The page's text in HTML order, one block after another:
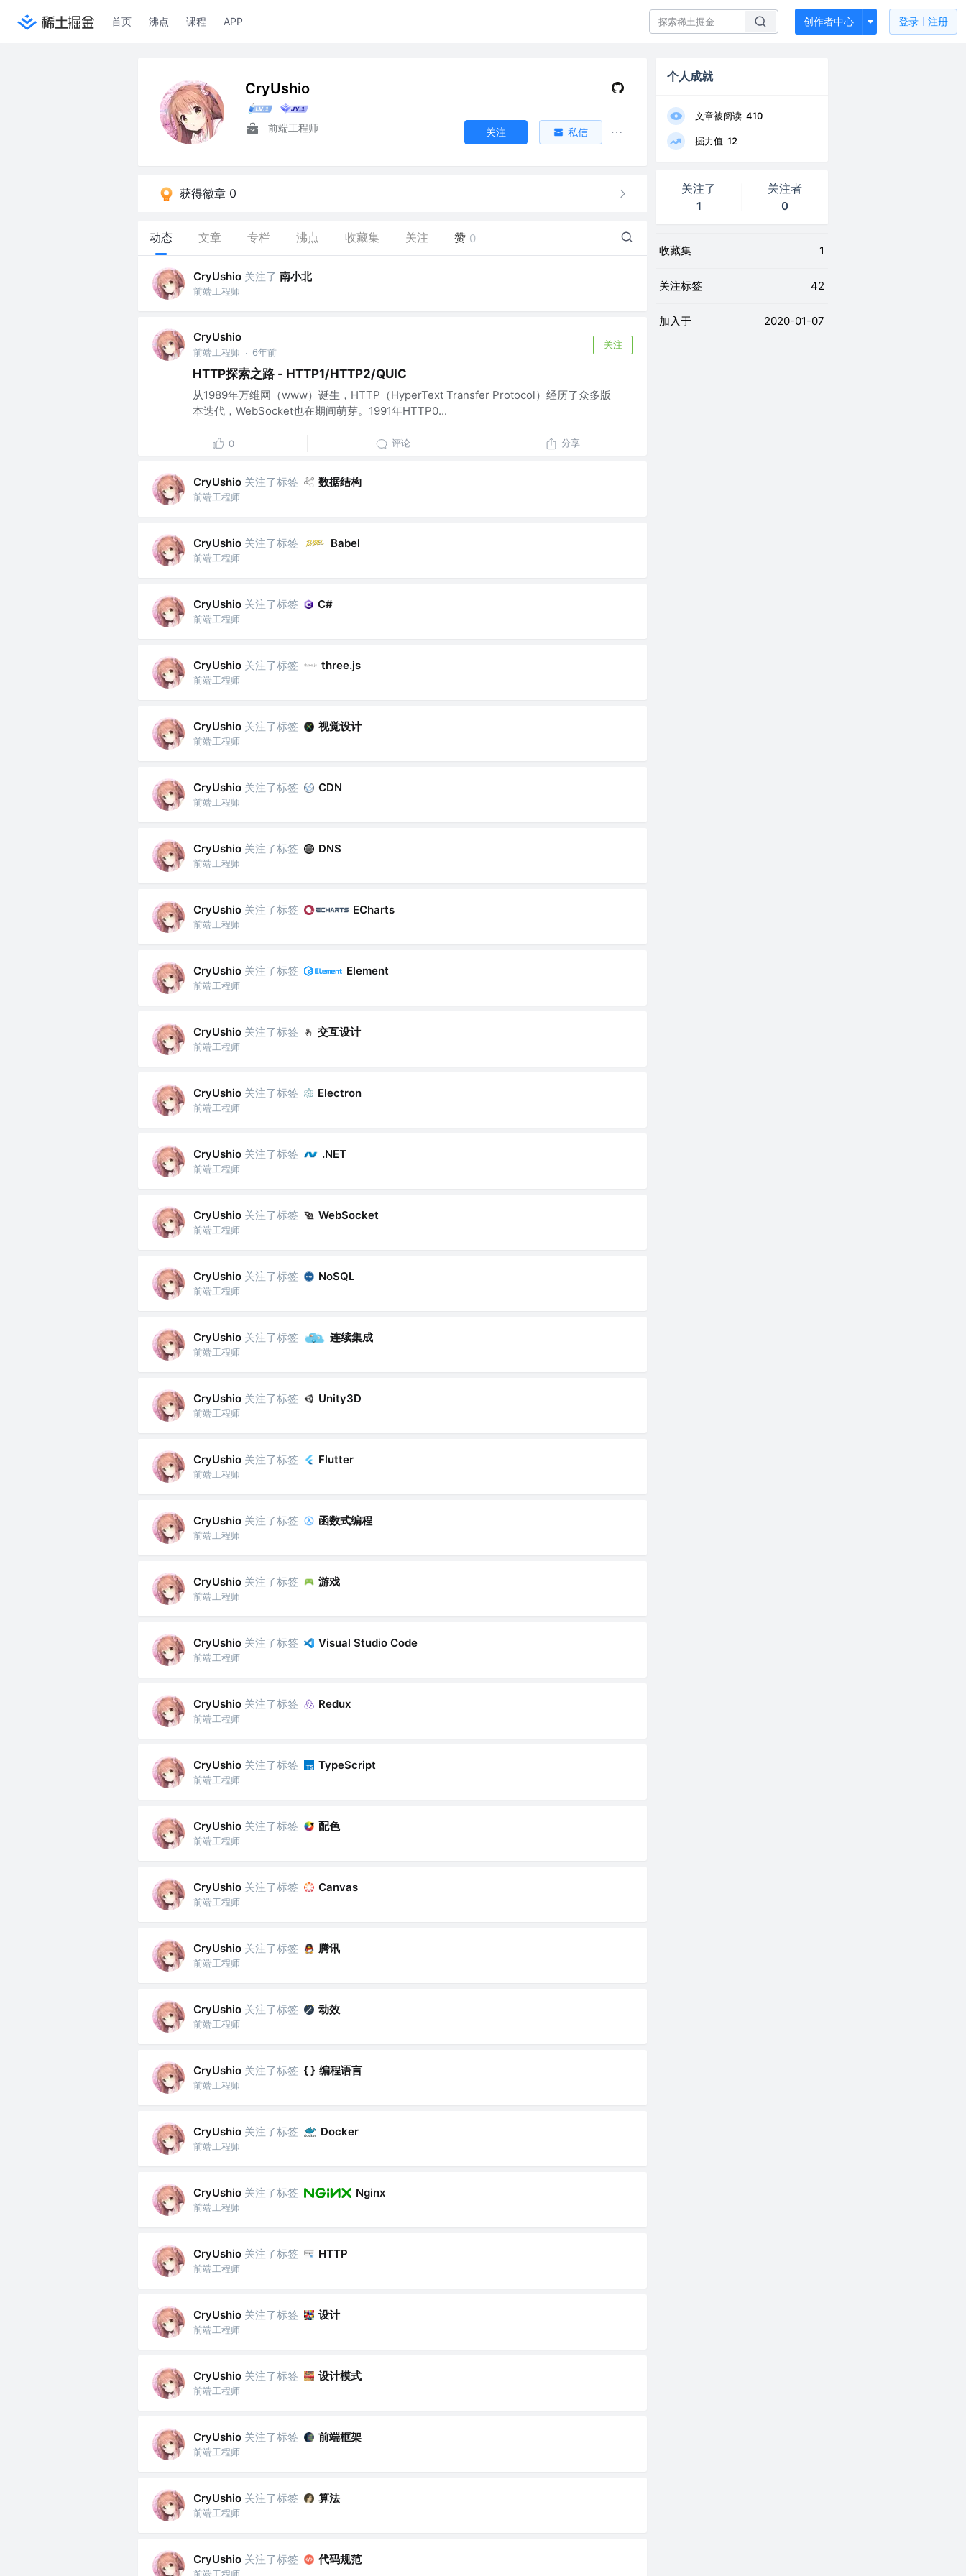
首页 沸点 课程 APP 创作者中心 登录 注册
CryUshio
前端工程师 关注 私信
获得徽章 0
动态 文章 专栏 沸点 收藏集 关注 赞 0
CryUshio 关注了 南小北
前端工程师
CryUshio
前端工程师 · 6年前
关注
HTTP探索之路 - HTTP1/HTTP2/QUIC
从1989年万维网（www）诞生，HTTP（HyperText Transfer Protocol）经历了众多版
本迭代，WebSocket也在期间萌芽。1991年HTTP0...
0 评论 分享
CryUshio 关注了标签 数据结构
前端工程师
CryUshio 关注了标签 Babel
前端工程师
CryUshio 关注了标签 C#
前端工程师
CryUshio 关注了标签 three.js
前端工程师
CryUshio 关注了标签 视觉设计
前端工程师
CryUshio 关注了标签 CDN
前端工程师
CryUshio 关注了标签 DNS
前端工程师
CryUshio 关注了标签 ECharts
前端工程师
CryUshio 关注了标签 Element
前端工程师
CryUshio 关注了标签 交互设计
前端工程师
CryUshio 关注了标签 Electron
前端工程师
CryUshio 关注了标签 .NET
前端工程师
CryUshio 关注了标签 WebSocket
前端工程师
CryUshio 关注了标签 NoSQL
前端工程师
CryUshio 关注了标签 连续集成
前端工程师
CryUshio 关注了标签 Unity3D
前端工程师
CryUshio 关注了标签 Flutter
前端工程师
CryUshio 关注了标签 函数式编程
前端工程师
CryUshio 关注了标签 游戏
前端工程师
CryUshio 关注了标签 Visual Studio Code
前端工程师
CryUshio 关注了标签 Redux
前端工程师
CryUshio 关注了标签 TypeScript
前端工程师
CryUshio 关注了标签 配色
前端工程师
CryUshio 关注了标签 Canvas
前端工程师
CryUshio 关注了标签 腾讯
前端工程师
CryUshio 关注了标签 动效
前端工程师
CryUshio 关注了标签 编程语言
前端工程师
CryUshio 关注了标签 Docker
前端工程师
CryUshio 关注了标签 Nginx
前端工程师
CryUshio 关注了标签 HTTP
前端工程师
CryUshio 关注了标签 设计
前端工程师
CryUshio 关注了标签 设计模式
前端工程师
CryUshio 关注了标签 前端框架
前端工程师
CryUshio 关注了标签 算法
前端工程师
CryUshio 关注了标签 代码规范
个人成就
文章被阅读 410
掘力值 12
关注了
1
关注者
0
收藏集 1
关注标签 42
加入于 2020-01-07